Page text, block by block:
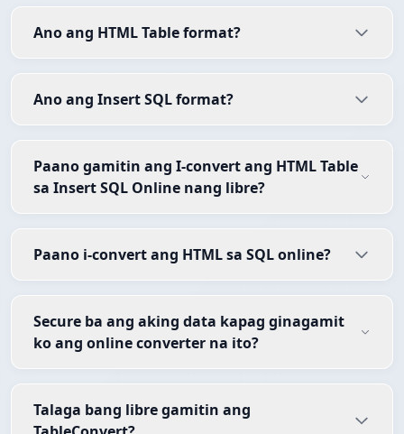
Ano ang HTML Table format?
Ano ang Insert SQL format?
Paano gamitin ang I-convert ang HTML Table
sa Insert SQL Online nang libre?
Paano i-convert ang HTML sa SQL online?
Secure ba ang aking data kapag ginagamit
ko ang online converter na ito?
Talaga bang libre gamitin ang